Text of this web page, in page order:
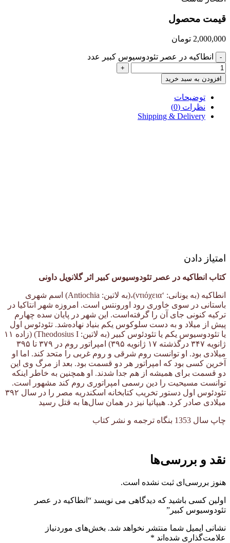
قیمت محصول
2,000,000 تومان
- انطاکیه در عصر تئودوسیوس کبیر عدد
+
افزودن به سبد خرید
توضیحات
نظرات (0)
Shipping & Delivery
امتیاز دادن
کتاب انطاکیه در عصر تئودوسیوس کبیر اثر گلانویل داونی
انطاکیه (به یونانی: ‘ντιόχεια)،(به لاتین: Antiochia) اسم شهری
باستانی در سوی خاوری رود اورونتس است. امروزه شهر انتاکیا در
ترکیه کنونی جای آن را گرفته‌است. این شهر در پایان سده چهارم
پیش از میلاد و به دست سلوکوس یکم بنیاد نهاده‌شد. تئودئوس اول
یا تئودوسیوس یکم یا تئودئوس کبیر (به لاتین: Theodosius I) (زاده ۱۱
ژانویه ۳۴۷ درگذشته ۱۷ ژانویه ۳۹۵) امپراتور روم در ۳۷۹ تا ۳۹۵
میلادی بود. او توانست روم شرقی و روم غربی را متحد کند. اما او
آخرین کسی بود که امپراتور هر دو قسمت بود. بعد از مرگ وی این
دو قسمت برای همیشه از هم جدا شدند. او همچنین به خاطر اینکه
توانست مسیحیت را دین رسمی امپراتوری روم کند مشهور است.
تئودئوس اول دستور تخریب کتابخانه اسکندریه مصر را در سال ۳۹۲
میلادی صادر کرد. هیپاتیا نیز در همان سال‌ها به قتل رسید
چاپ سال 1353 بنگاه ترجمه و نشر کتاب
نقد و بررسی‌ها
هنوز بررسی‌ای ثبت نشده است.
اولین کسی باشید که دیدگاهی می نویسد “انطاکیه در عصر
تئودوسیوس کبیر”
نشانی ایمیل شما منتشر نخواهد شد. بخش‌های موردنیاز
علامت‌گذاری شده‌اند *